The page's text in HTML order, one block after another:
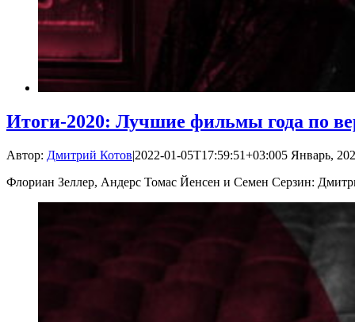
Итоги-2020: Лучшие фильмы года по
Автор: Дмитрий Котов|2022-01-05T17:59:51+03:005 Январь,
Флориан Зеллер, Андерс Томас Йенсен и Семен Серзин: